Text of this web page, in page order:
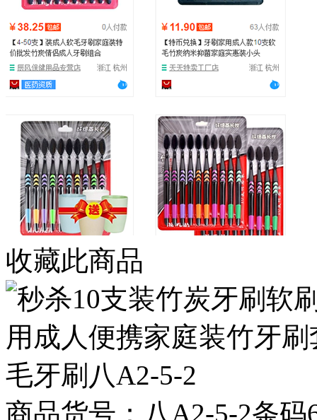
收藏此商品
商品货号：八A2-5-2条码